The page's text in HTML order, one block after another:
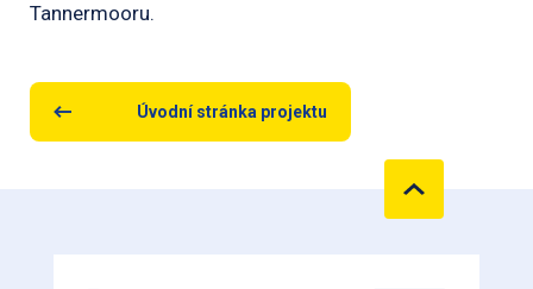
Tannermooru.
Úvodní stránka projektu